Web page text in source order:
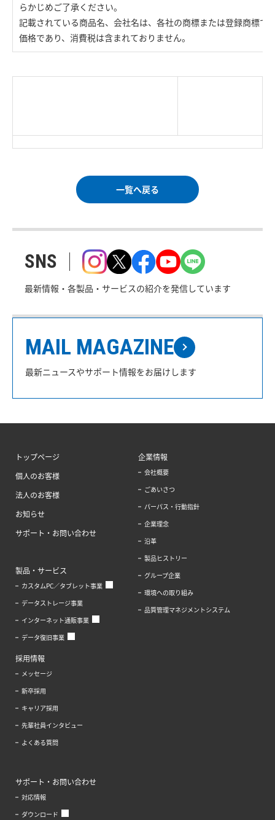
らかじめご了承ください。
記載されている商品名、会社名は、各社の商標または登録商標で
価格であり、消費税は含まれておりません。
一覧へ戻る
SNS
最新情報・各製品・サービスの紹介を発信しています
MAIL MAGAZINE
最新ニュースやサポート情報をお届けします
トップページ
個人のお客様
法人のお客様
お知らせ
サポート・お問い合わせ
製品・サービス
カスタムPC／タブレット事業
データストレージ事業
インターネット通販事業
データ復旧事業
企業情報
会社概要
ごあいさつ
パーパス・行動指針
企業理念
沿革
製品ヒストリー
グループ企業
環境への取り組み
品質管理マネジメントシステム
採用情報
メッセージ
新卒採用
キャリア採用
先輩社員インタビュー
よくある質問
サポート・お問い合わせ
対応情報
ダウンロード